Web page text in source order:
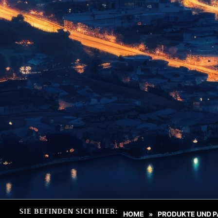
SIE BEFINDEN SICH HIER: HOME » PRODUKTE UND